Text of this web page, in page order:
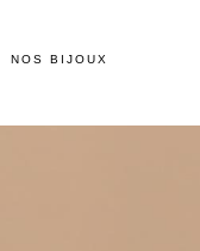
NOS BIJOUX